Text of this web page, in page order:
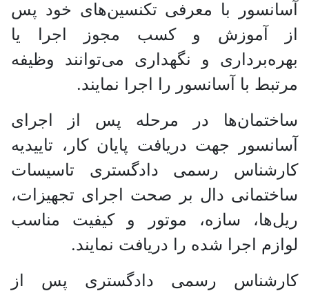
آسانسور با معرفی تکنسین‌های خود پس
از آموزش و کسب مجوز اجرا یا
بهره‌برداری و نگهداری می‌توانند وظیفه
مرتبط با آسانسور را اجرا نمایند.
ساختمان‌ها در مرحله پس از اجرای
آسانسور جهت دریافت پایان کار، تاییدیه
کارشناس رسمی دادگستری تاسیسات
ساختمانی دال بر صحت اجرای تجهیزات،
ریل‌ها، سازه، موتور و کیفیت مناسب
لوازم اجرا شده را دریافت نمایند.
کارشناس رسمی دادگستری پس از